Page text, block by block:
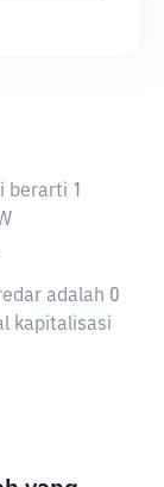
berarti 1
adalah 0
kapitalisasi